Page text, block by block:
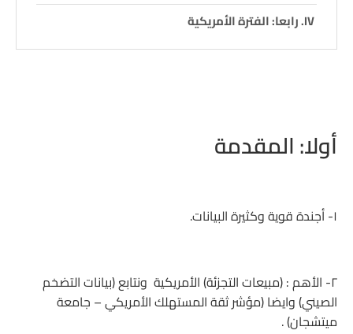
رابعا: الفترة الأمريكية
أولا: المقدمة
١- أجندة قوية وكثيرة البيانات.
٢- الأهم : (مبيعات التجزئة) الأمريكية ونتابع (بيانات التضخم
الصيني) وايضا (مؤشر ثقة المستهلك الأمريكي – جامعة
ميتشجان) .